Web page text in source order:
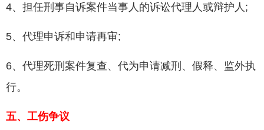
4、担任刑事自诉案件当事人的诉讼代理人或辩护人;
5、代理申诉和申请再审;
6、代理死刑案件复查、代为申请减刑、假释、监外执
行。
五、工伤争议